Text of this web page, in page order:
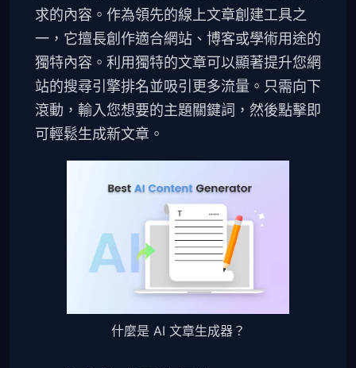
求的內容。作為領先的線上文章創建工具之
一，它擅長創作適合網站、博客或學術用途的
獨特內容。利用獨特的文章可以顯著提升您網
站的搜尋引擎排名並吸引更多流量。只需向下
滾動，輸入您想要的主題關鍵詞，然後點擊即
可輕鬆生成新文章。
什麼是 AI 文章生成器？